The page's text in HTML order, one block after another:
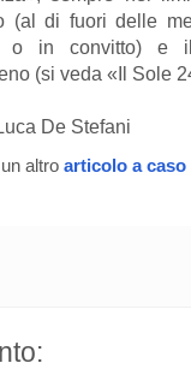
(al di fuori delle
o in convitto) e
(si veda «Il Sole
De Stefani
un altro articolo a caso